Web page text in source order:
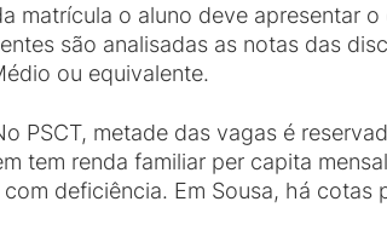
matrícula o aluno deve apresentar
são analisadas as notas das
ou equivalente.
PSCT, metade das vagas é
tem renda familiar per capita
deficiência. Em Sousa, há cotas